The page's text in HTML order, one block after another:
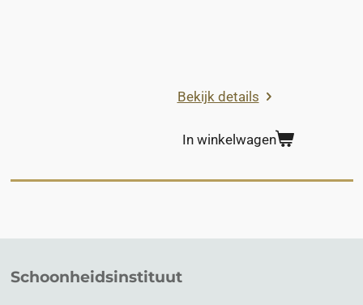
Bekijk details
In winkelwagen
Schoonheidsinstituut